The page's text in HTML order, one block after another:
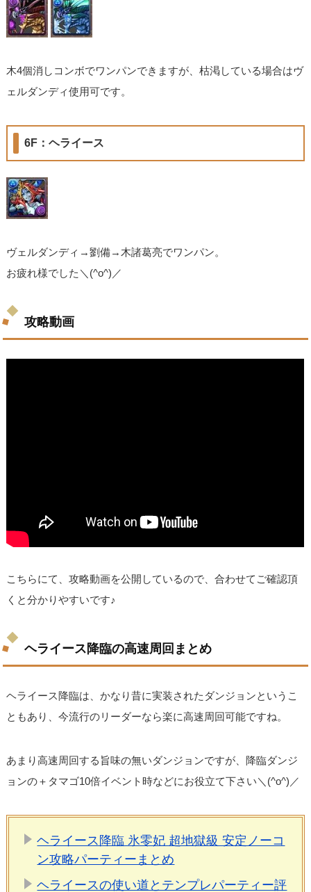
木4個消しコンボでワンパンできますが、枯渇している場合はヴ
ェルダンディ使用可です。
6F：ヘライース
ヴェルダンディ→劉備→木諸葛亮でワンパン。
お疲れ様でした＼(^o^)／
攻略動画
こちらにて、攻略動画を公開しているので、合わせてご確認頂
くと分かりやすいです♪
ヘライース降臨の高速周回まとめ
ヘライース降臨は、かなり昔に実装されたダンジョンというこ
ともあり、今流行のリーダーなら楽に高速周回可能ですね。
あまり高速周回する旨味の無いダンジョンですが、降臨ダンジ
ョンの＋タマゴ10倍イベント時などにお役立て下さい＼(^o^)／
ヘライース降臨 氷零妃 超地獄級 安定ノーコ
ン攻略パーティーまとめ
ヘライースの使い道とテンプレパーティー評